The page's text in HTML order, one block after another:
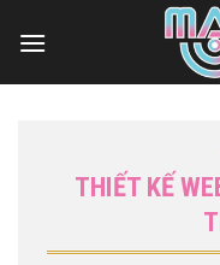
qua
THIẾT KẾ